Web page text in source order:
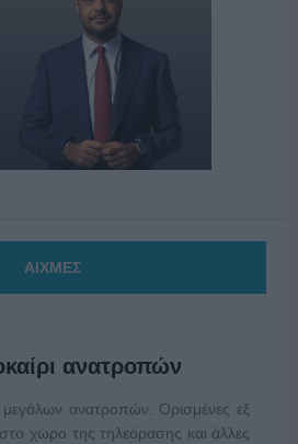
ΑΙΧΜΕΣ
ανατροπών
μεγάλων ανατροπών. Ορισμένες εξ
στο χώρο της τηλεόρασης και άλλες